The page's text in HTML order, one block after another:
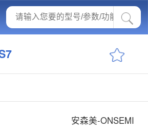
安森美-ONSEMI